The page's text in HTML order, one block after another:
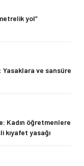
yol”
Yasaklara ve sansüre
Kadın öğretmenlere
kıyafet yasağı